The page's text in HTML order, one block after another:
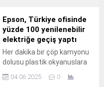
Epson, Türkiye ofisinde
yüzde 100 yenilenebilir
elektriğe geçiş yaptı
Her dakika bir çöp kamyonu
dolusu plastik okyanuslara
04.06.2025 0